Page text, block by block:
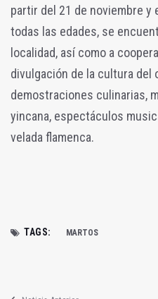
partir del 21 de noviembre
todas las edades, se
localidad, así como a
divulgación de la cultura
demostraciones culinarias,
yincana, espectáculos
velada flamenca.
TAGS: MARTOS